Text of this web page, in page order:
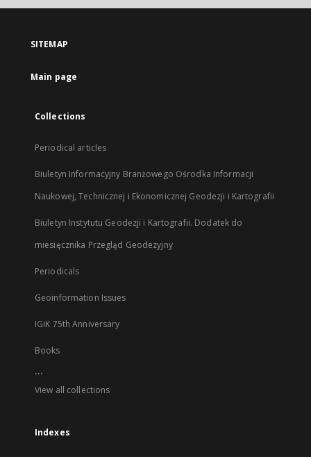
open
new
SITEMAP
Main page
Collections
Periodical articles
Biuletyn Informacyjny Branżowego Ośrodka Informacji
Naukowej, Technicznej i Ekonomicznej Geodezji i Kartografii
Biuletyn Instytutu Geodezji i Kartografii. Dodatek do
miesięcznika Przegląd Geodezyjny
Periodicals
Geoinformation Issues
IGiK 75th Anniversary
Books
...
View all collections
Indexes